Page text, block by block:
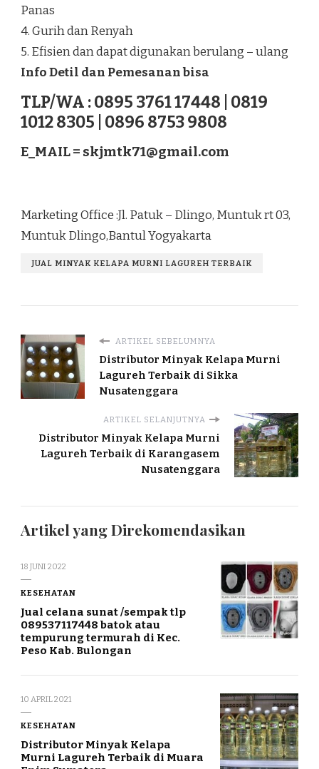
Panas
4. Gurih dan Renyah
5. Efisien dan dapat digunakan berulang – ulang
Info Detil dan Pemesanan bisa
TLP/WA : 0895 3761 17448 | 0819
1012 8305 | 0896 8753 9808
E_MAIL = skjmtk71@gmail.com
Marketing Office :Jl. Patuk – Dlingo, Muntuk rt 03,
Muntuk Dlingo,Bantul Yogyakarta
JUAL MINYAK KELAPA MURNI LAGUREH TERBAIK
ARTIKEL SEBELUMNYA
Distributor Minyak Kelapa Murni
Lagureh Terbaik di Sikka
Nusatenggara
ARTIKEL SELANJUTNYA
Distributor Minyak Kelapa Murni
Lagureh Terbaik di Karangasem
Nusatenggara
Artikel yang Direkomendasikan
18 JUNI 2022
KESEHATAN
Jual celana sunat /sempak tlp
089537117448 batok atau
tempurung termurah di Kec.
Peso Kab. Bulongan
10 APRIL 2021
KESEHATAN
Distributor Minyak Kelapa
Murni Lagureh Terbaik di Muara